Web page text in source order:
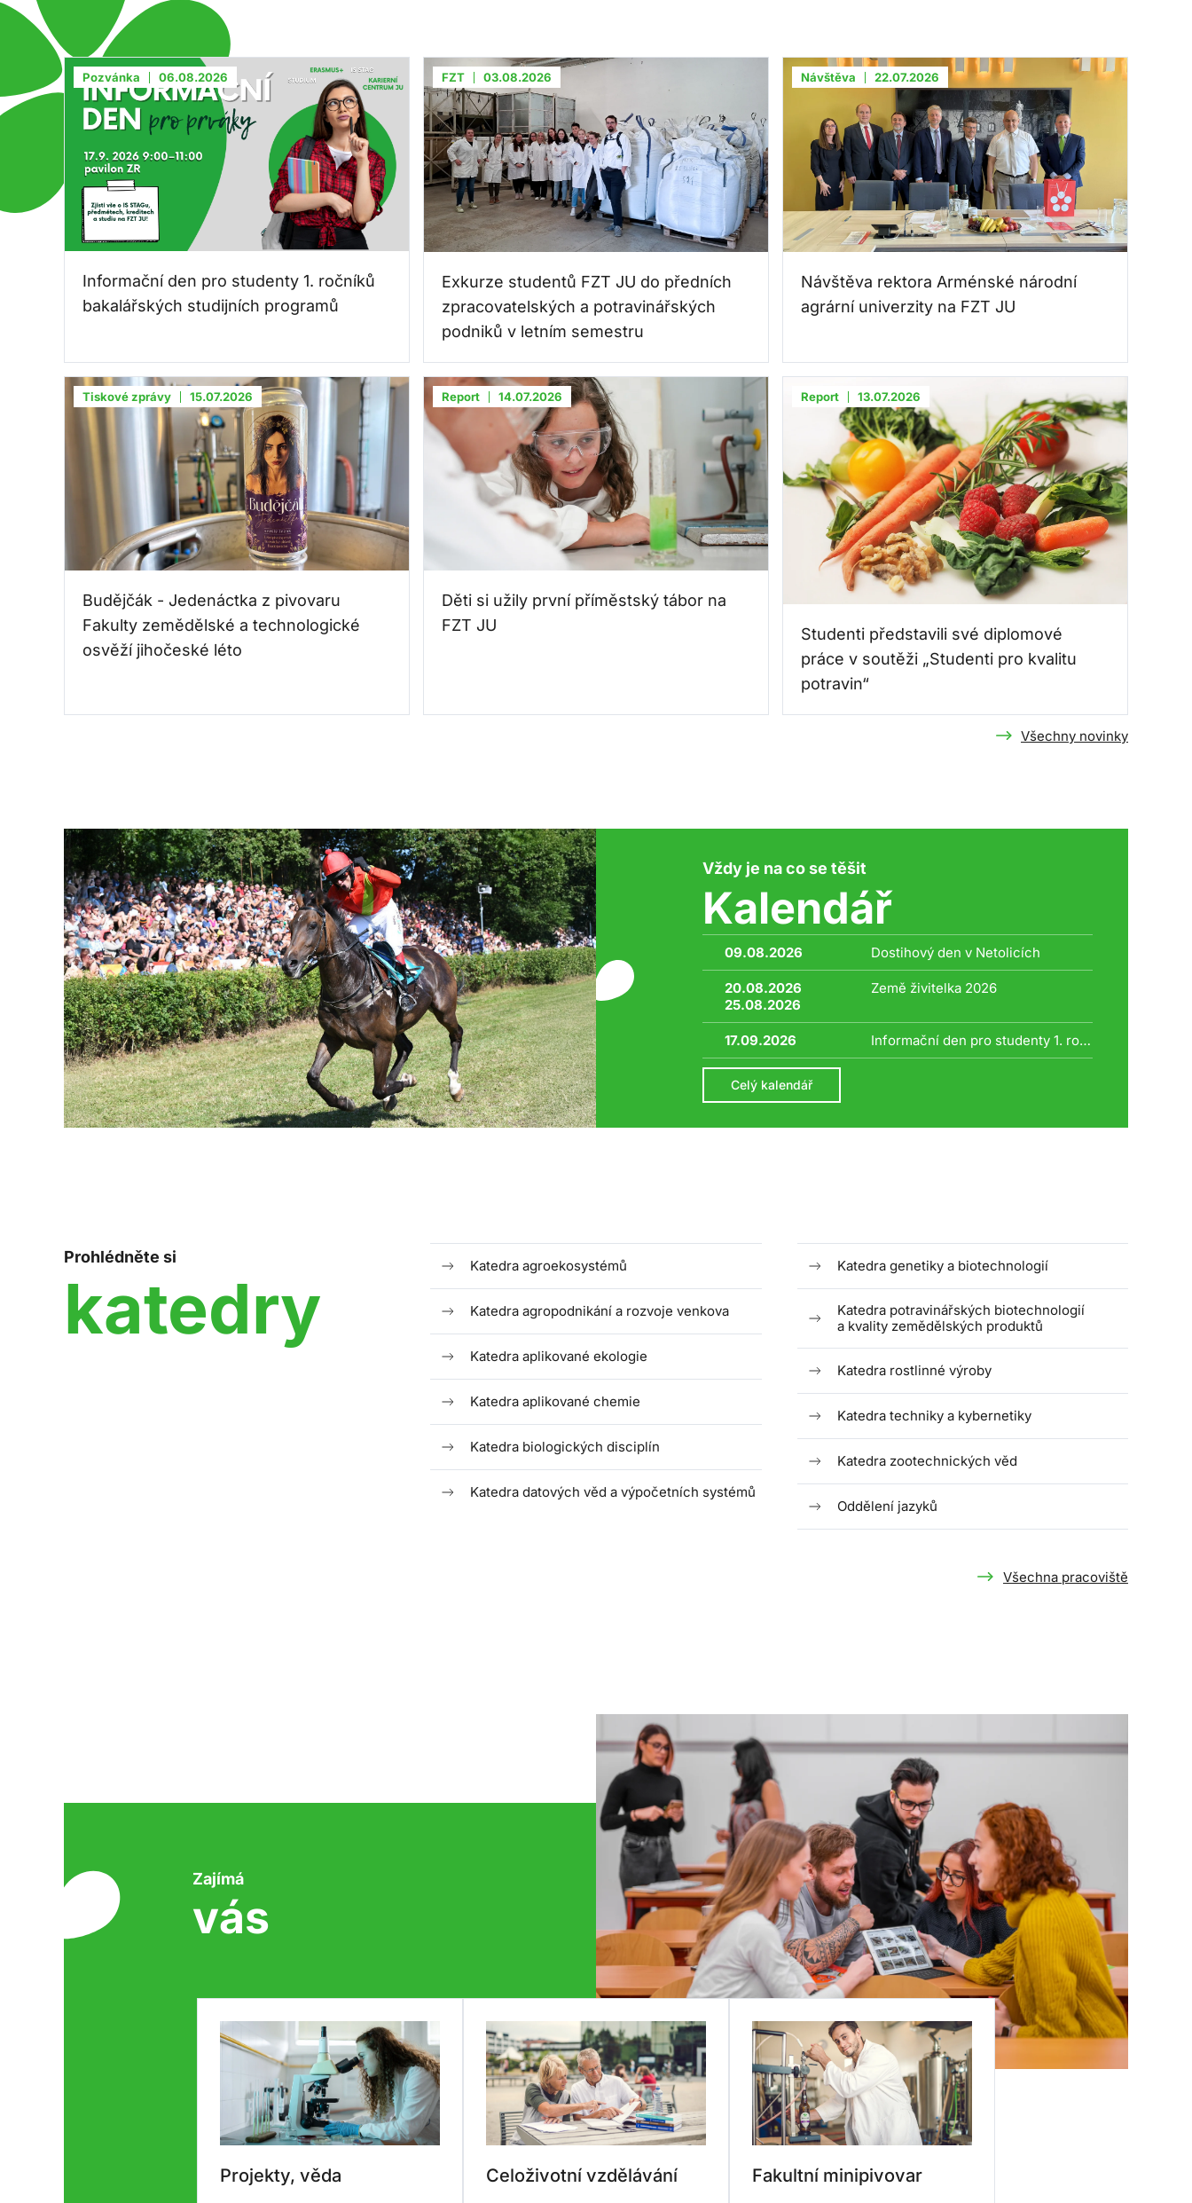
Pozvánka 06.08.2026
Informační den pro studenty 1. ročníků
bakalářských studijních programů
FZT 03.08.2026
Exkurze studentů FZT JU do předních
zpracovatelských a potravinářských
podniků v letním semestru
Návštěva 22.07.2026
Návštěva rektora Arménské národní
agrární univerzity na FZT JU
Tiskové zprávy 15.07.2026
Budějčák - Jedenáctka z pivovaru
Fakulty zemědělské a technologické
osvěží jihočeské léto
Report 14.07.2026
Děti si užily první příměstský tábor na
FZT JU
Report 13.07.2026
Studenti představili své diplomové
práce v soutěži „Studenti pro kvalitu
potravin“
Všechny novinky
Vždy je na co se těšit
Kalendář
09.08.2026 Dostihový den v Netolicích
20.08.2026
25.08.2026
Země živitelka 2026
17.09.2026 Informační den pro studenty 1. ročníků bakalářských studijních programů
Celý kalendář
Prohlédněte si
katedry
Katedra agroekosystémů
Katedra agropodnikání a rozvoje venkova
Katedra aplikované ekologie
Katedra aplikované chemie
Katedra biologických disciplín
Katedra datových věd a výpočetních systémů
Katedra genetiky a biotechnologií
Katedra potravinářských biotechnologií
a kvality zemědělských produktů
Katedra rostlinné výroby
Katedra techniky a kybernetiky
Katedra zootechnických věd
Oddělení jazyků
Všechna pracoviště
Zajímá
vás
Projekty, věda Celoživotní vzdělávání Fakultní minipivovar